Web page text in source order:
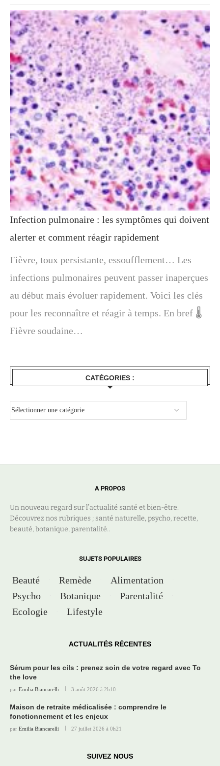
Infection pulmonaire : les symptômes qui doivent
alerter et comment réagir rapidement
Fièvre, toux persistante, essoufflement… Les
infections pulmonaires peuvent passer inaperçues
au début mais évoluer rapidement. Voici les clés
pour les reconnaître et réagir à temps. En bref 🌡️
Fièvre soudaine…
CATÉGORIES :
A PROPOS
Un nouveau regard sur l’actualité santé et bien-être.
Découvrez nos rubriques ; santé naturelle, psycho, recette,
beauté, botanique, parentalité..
SUJETS POPULAIRES
Beauté Remède
Alimentation
Psycho
Botanique
Parentalité
Ecologie
Lifestyle
ACTUALITÉS RÉCENTES
Sérum pour les cils : prenez soin de votre regard avec To
the love
par Emilia Biancarelli 3 août 2026 à 2h10
Maison de retraite médicalisée : comprendre le
fonctionnement et les enjeux
par Emilia Biancarelli 27 juillet 2026 à 0h21
SUIVEZ NOUS